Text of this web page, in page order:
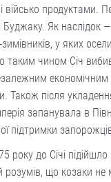
військо
Буджаку. Як наслідок
зимівників, у яких
таким чином Січ
Також після
запанувала в
підтримки
року до Січі
що козаки не